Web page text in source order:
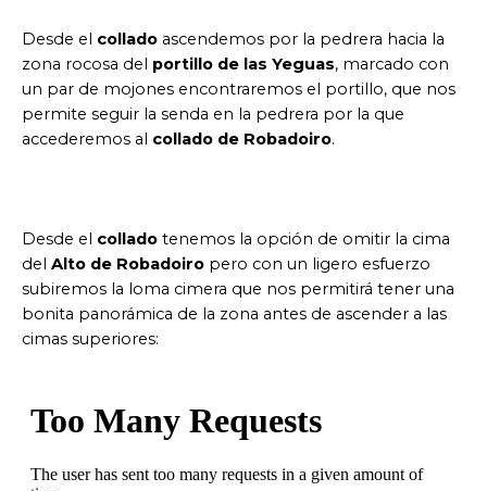
Desde el collado ascendemos por la pedrera hacia la
zona rocosa del portillo de las Yeguas, marcado con
un par de mojones encontraremos el portillo, que nos
permite seguir la senda en la pedrera por la que
accederemos al collado de Robadoiro.
Desde el collado tenemos la opción de omitir la cima
del Alto de Robadoiro pero con un ligero esfuerzo
subiremos la loma cimera que nos permitirá tener una
bonita panorámica de la zona antes de ascender a las
cimas superiores: